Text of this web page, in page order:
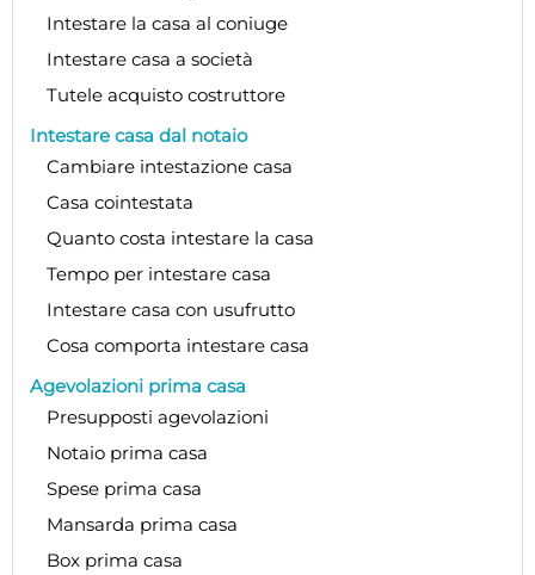
Intestare la casa al coniuge
Intestare casa a società
Tutele acquisto costruttore
Intestare casa dal notaio
Cambiare intestazione casa
Casa cointestata
Quanto costa intestare la casa
Tempo per intestare casa
Intestare casa con usufrutto
Cosa comporta intestare casa
Agevolazioni prima casa
Presupposti agevolazioni
Notaio prima casa
Spese prima casa
Mansarda prima casa
Box prima casa